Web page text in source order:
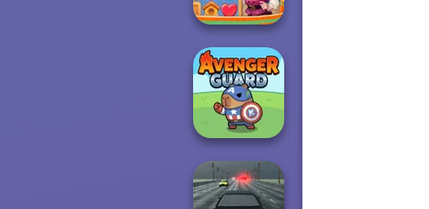
Vega Mix: Fairy
Town